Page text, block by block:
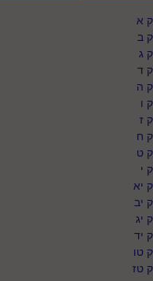
א
ב
ג
ד
ה
ו
ז
ח
ט
י
יא
יב
יג
יד
טו
טז